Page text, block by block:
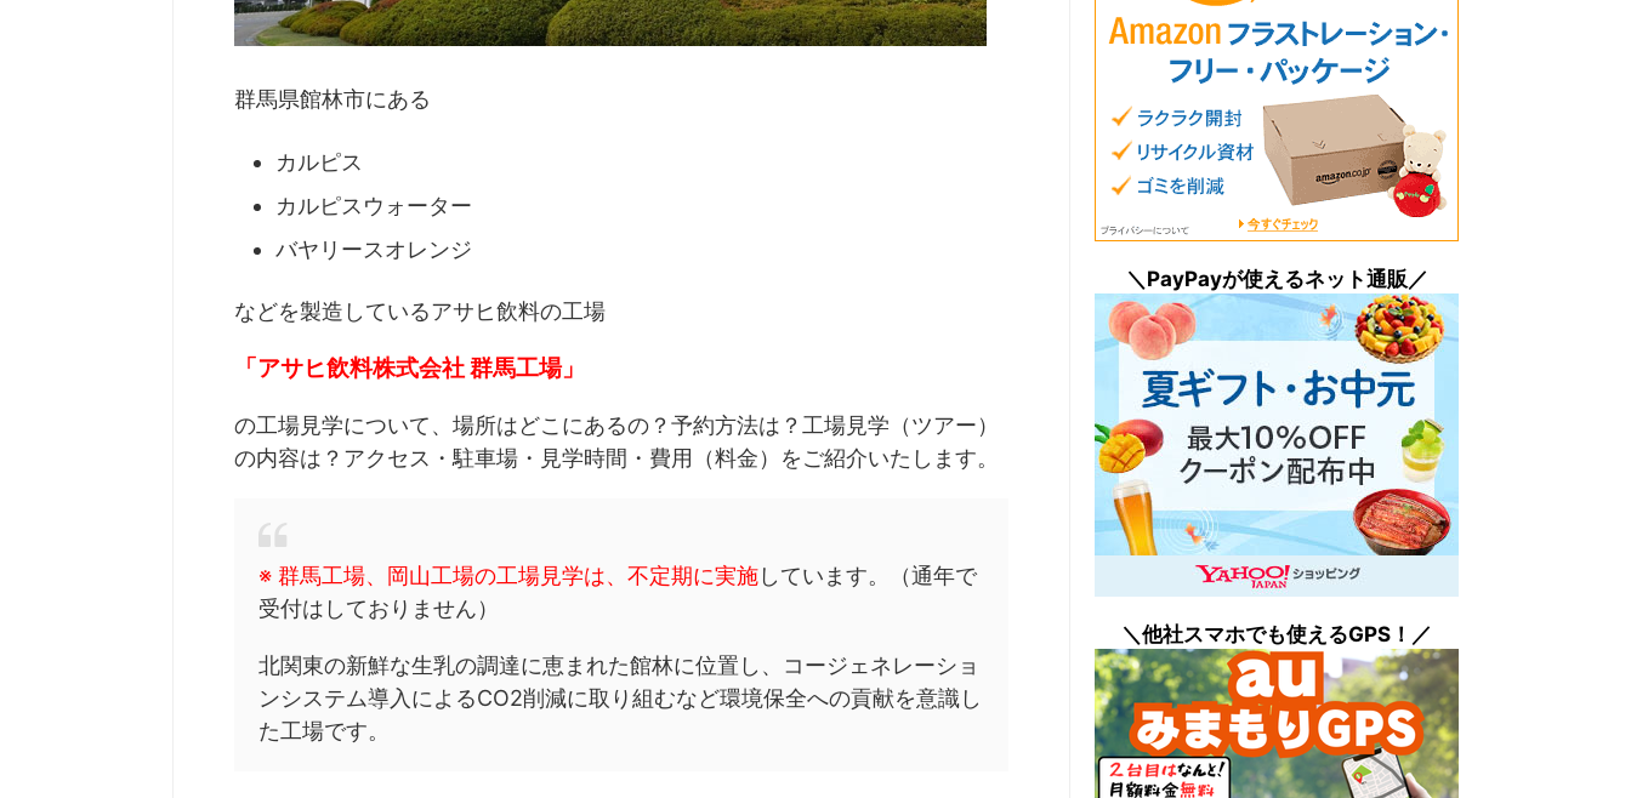
群馬県館林市にある
カルピス
カルピスウォーター
バヤリースオレンジ
などを製造しているアサヒ飲料の工場
「アサヒ飲料株式会社 群馬工場」
の工場見学について、場所はどこにあるの？予約方法は？工場見学（ツアー）
の内容は？アクセス・駐車場・見学時間・費用（料金）をご紹介いたします。
※ 群馬工場、岡山工場の工場見学は、不定期に実施しています。（通年で
受付はしておりません）
北関東の新鮮な生乳の調達に恵まれた館林に位置し、コージェネレーショ
ンシステム導入によるCO2削減に取り組むなど環境保全への貢献を意識し
た工場です。
＼PayPayが使えるネット通販／
＼他社スマホでも使えるGPS！／